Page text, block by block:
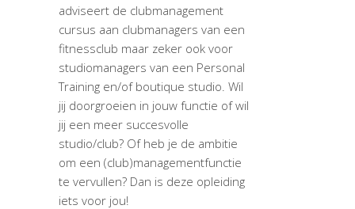
adviseert de clubmanagement
cursus aan clubmanagers van een
fitnessclub maar zeker ook voor
studiomanagers van een Personal
Training en/of boutique studio. Wil
jij doorgroeien in jouw functie of wil
jij een meer succesvolle
studio/club? Of heb je de ambitie
om een (club)managementfunctie
te vervullen? Dan is deze opleiding
iets voor jou!